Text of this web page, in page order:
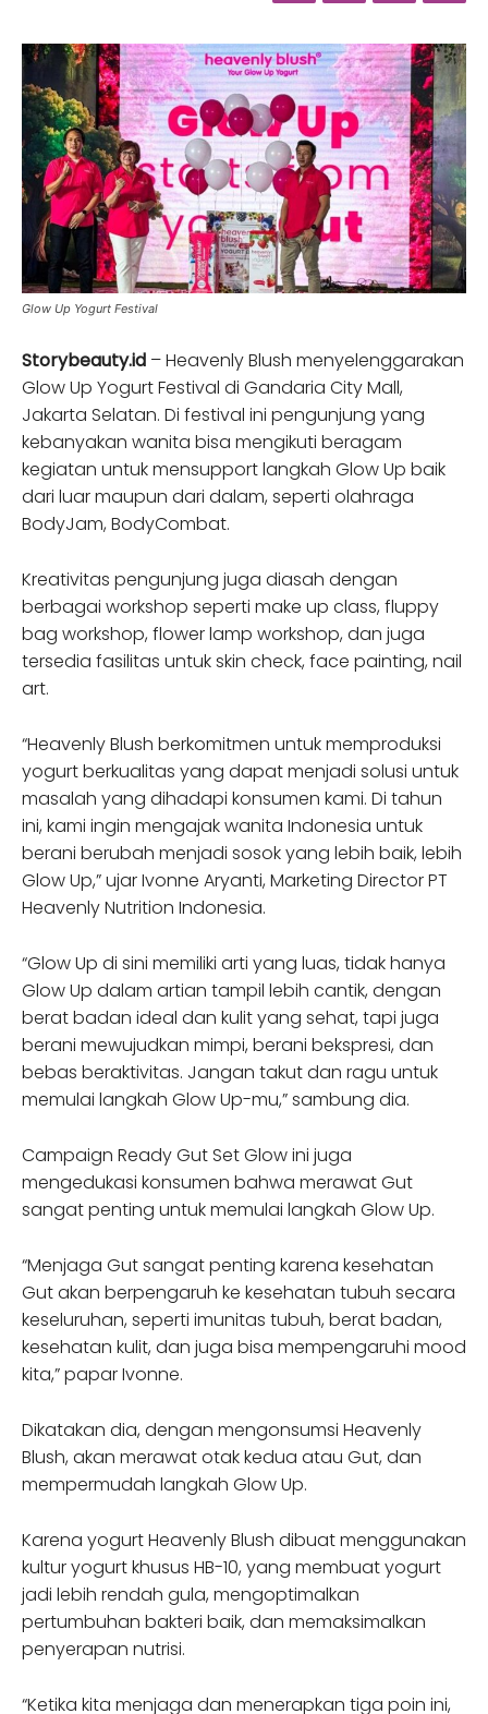
Glow Up Yogurt Festival
Storybeauty.id – Heavenly Blush menyelenggarakan
Glow Up Yogurt Festival di Gandaria City Mall,
Jakarta Selatan. Di festival ini pengunjung yang
kebanyakan wanita bisa mengikuti beragam
kegiatan untuk mensupport langkah Glow Up baik
dari luar maupun dari dalam, seperti olahraga
BodyJam, BodyCombat.
Kreativitas pengunjung juga diasah dengan
berbagai workshop seperti make up class, fluppy
bag workshop, flower lamp workshop, dan juga
tersedia fasilitas untuk skin check, face painting, nail
art.
“Heavenly Blush berkomitmen untuk memproduksi
yogurt berkualitas yang dapat menjadi solusi untuk
masalah yang dihadapi konsumen kami. Di tahun
ini, kami ingin mengajak wanita Indonesia untuk
berani berubah menjadi sosok yang lebih baik, lebih
Glow Up,” ujar Ivonne Aryanti, Marketing Director PT
Heavenly Nutrition Indonesia.
“Glow Up di sini memiliki arti yang luas, tidak hanya
Glow Up dalam artian tampil lebih cantik, dengan
berat badan ideal dan kulit yang sehat, tapi juga
berani mewujudkan mimpi, berani bekspresi, dan
bebas beraktivitas. Jangan takut dan ragu untuk
memulai langkah Glow Up-mu,” sambung dia.
Campaign Ready Gut Set Glow ini juga
mengedukasi konsumen bahwa merawat Gut
sangat penting untuk memulai langkah Glow Up.
“Menjaga Gut sangat penting karena kesehatan
Gut akan berpengaruh ke kesehatan tubuh secara
keseluruhan, seperti imunitas tubuh, berat badan,
kesehatan kulit, dan juga bisa mempengaruhi mood
kita,” papar Ivonne.
Dikatakan dia, dengan mengonsumsi Heavenly
Blush, akan merawat otak kedua atau Gut, dan
mempermudah langkah Glow Up.
Karena yogurt Heavenly Blush dibuat menggunakan
kultur yogurt khusus HB-10, yang membuat yogurt
jadi lebih rendah gula, mengoptimalkan
pertumbuhan bakteri baik, dan memaksimalkan
penyerapan nutrisi.
“Ketika kita menjaga dan menerapkan tiga poin ini,